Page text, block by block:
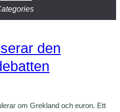
den
om Grekland och euron. Ett